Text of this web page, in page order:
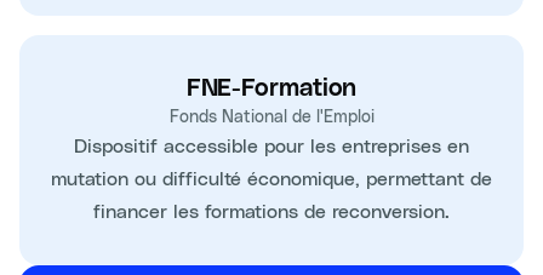
FNE-Formation
Fonds National de l'Emploi
Dispositif accessible pour les entreprises en
mutation ou difficulté économique, permettant de
financer les formations de reconversion.